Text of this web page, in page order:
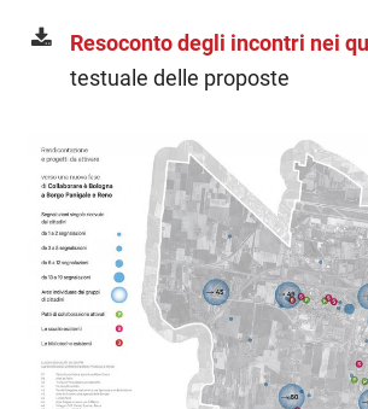
Resoconto degli incontri nei
testuale delle proposte